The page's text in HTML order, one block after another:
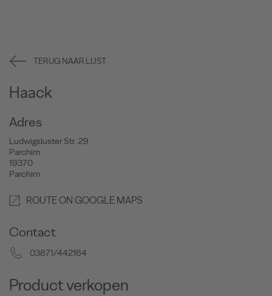
TERUG NAAR LIJST
Haack
Adres
Ludwigsluster Str. 29
Parchim
19370
Parchim
ROUTE ON GOOGLE MAPS
Contact
03871/442164
Product verkopen